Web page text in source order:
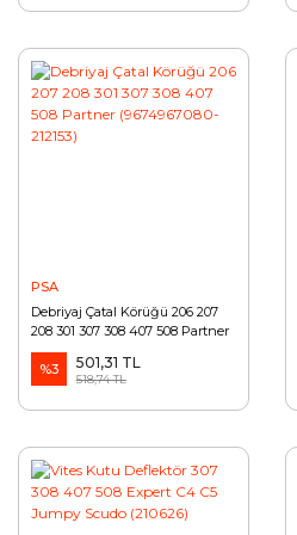
PSA
Debriyaj Çatal Körüğü 206 207
208 301 307 308 407 508 Partner
(9674967080-212153)
%3
501,31 TL
518,74 TL